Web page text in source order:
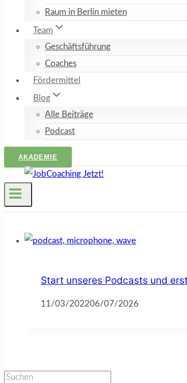
Raum in Berlin mieten
Team
Geschäftsführung
Coaches
Fördermittel
Blog
Alle Beiträge
Podcast
AKADEMIE
Start unseres Podcasts und
11/03/202206/07/2026
Suchen